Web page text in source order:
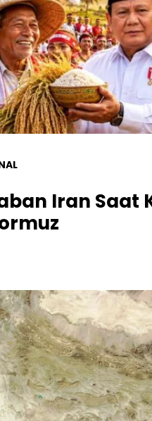
Iran Saat